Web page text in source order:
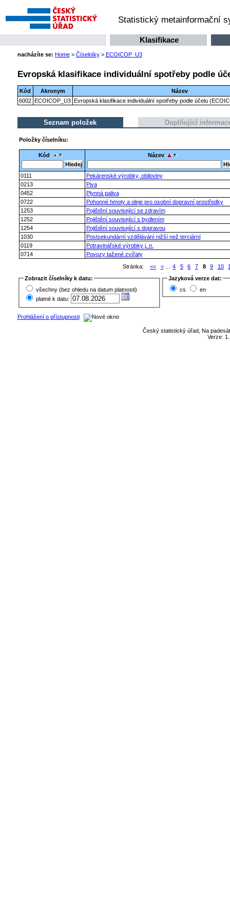
Statistický metainformační
Klasifikace
nacházíte se: Home> Číselníky> ECOICOP_U3
Evropská klasifikace individuální spotřeby podle
Kód Akronym
Název
6002 ECOICOP_U3 Evropská klasifikace individuální spotřeby podle účelu
Seznam položek Doplňující
Položky číselníku:
Kód Název
0111
Pekárenské výrobky, obiloviny
0213
Piva
0452
Plynná paliva
0722
Pohonné hmoty a oleje pro osobní dopravní prostředky
1253
Pojištění související se zdravím
1252
Pojištění související s bydlením
1254
Pojištění související s dopravou
1030
Postsekundární vzdělávání nižší než terciární
0119
Potravinářské výrobky j. n.
0714
Povozy tažené zvířaty
Stránka:
<< <... 4 5 6 7 8 9 10
Zobrazit číselníky k datu:
všechny (bez ohledu na datum platnosti)
platné k datu:
Jazyková verze dat:
cs
en
Prohlášení o přístupnosti
Český statistický úřad, Na
Verze: